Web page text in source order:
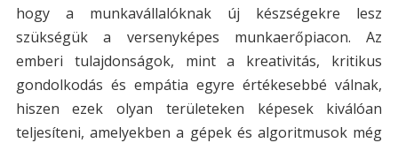
hogy a munkavállalóknak új készségekre lesz
szükségük a versenyképes munkaerőpiacon. Az
emberi tulajdonságok, mint a kreativitás, kritikus
gondolkodás és empátia egyre értékesebbé válnak,
hiszen ezek olyan területeken képesek kiválóan
teljesíteni, amelyekben a gépek és algoritmusok még